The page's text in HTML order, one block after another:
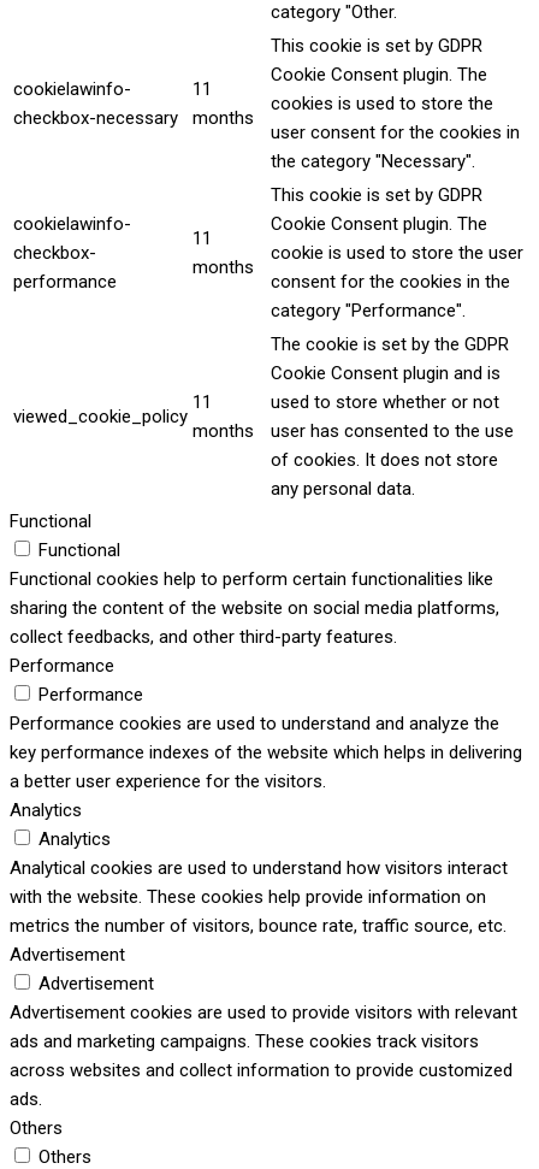
category "Other.
cookielawinfo-
checkbox-necessary
11
months
This cookie is set by GDPR
Cookie Consent plugin. The
cookies is used to store the
user consent for the cookies in
the category "Necessary".
cookielawinfo-
checkbox-
performance
11
months
This cookie is set by GDPR
Cookie Consent plugin. The
cookie is used to store the user
consent for the cookies in the
category "Performance".
viewed_cookie_policy
11
months
The cookie is set by the GDPR
Cookie Consent plugin and is
used to store whether or not
user has consented to the use
of cookies. It does not store
any personal data.
Functional
Functional
Functional cookies help to perform certain functionalities like
sharing the content of the website on social media platforms,
collect feedbacks, and other third-party features.
Performance
Performance
Performance cookies are used to understand and analyze the
key performance indexes of the website which helps in delivering
a better user experience for the visitors.
Analytics
Analytics
Analytical cookies are used to understand how visitors interact
with the website. These cookies help provide information on
metrics the number of visitors, bounce rate, traffic source, etc.
Advertisement
Advertisement
Advertisement cookies are used to provide visitors with relevant
ads and marketing campaigns. These cookies track visitors
across websites and collect information to provide customized
ads.
Others
Others